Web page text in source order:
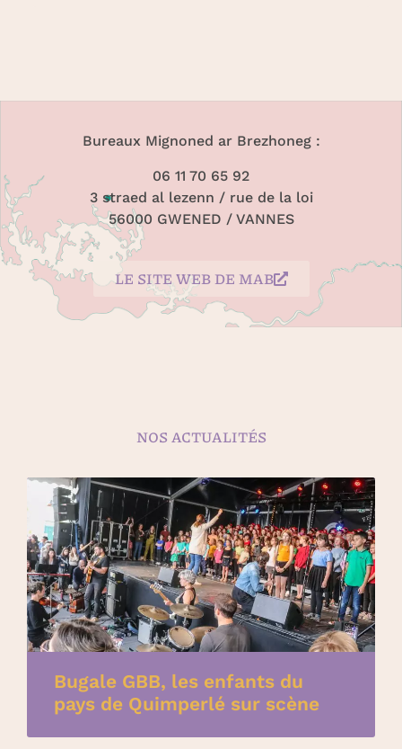
Bureaux Mignoned ar Brezhoneg :
06 11 70 65 92
3 straed al lezenn / rue de la loi
56000 GWENED / VANNES
LE SITE WEB DE MAB
NOS ACTUALITÉS
Bugale GBB, les enfants du
pays de Quimperlé sur scène